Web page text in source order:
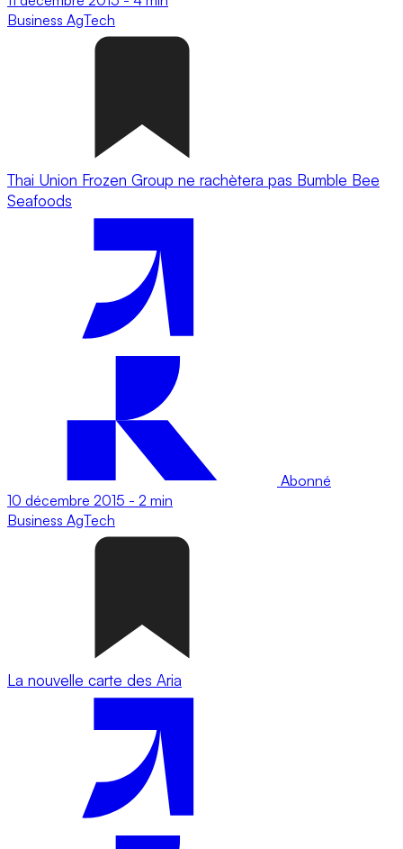
Business AgTech
Thai Union Frozen Group ne rachètera pas Bumble Bee
Seafoods
Abonné
10 décembre 2015 - 2 min
Business AgTech
La nouvelle carte des Aria